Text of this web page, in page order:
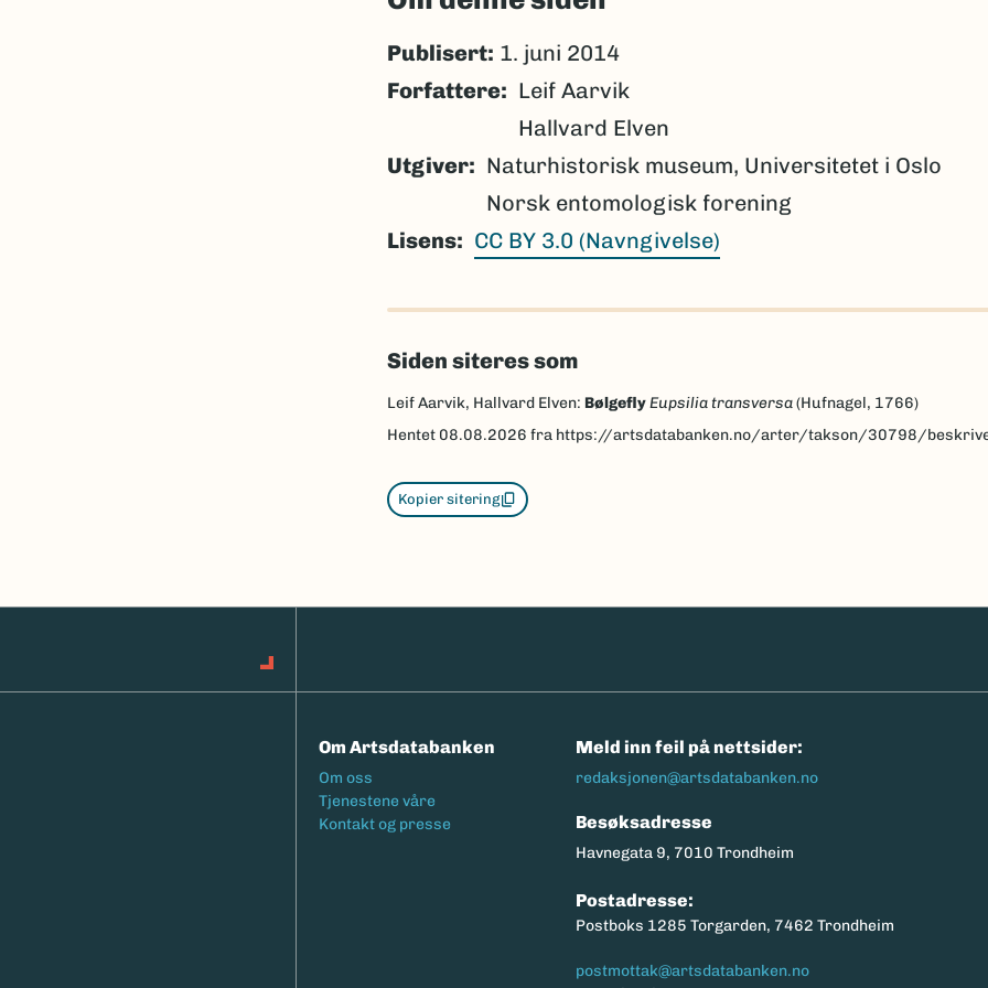
Publisert: 1. juni 2014
Forfattere
Leif Aarvik
Hallvard Elven
Utgiver
Naturhistorisk museum, Universitetet i Oslo
Norsk entomologisk forening
Lisens
CC BY 3.0 (Navngivelse)
Siden siteres som
Leif Aarvik, Hallvard Elven: BølgeflyEupsilia transversa(Hufnagel, 1766)
Hentet 08.08.2026 fra https://artsdatabanken.no/arter/takson/30798/
Kopier sitering
Om Artsdatabanken
Footermeny
Om oss
Tjenestene våre
Kontakt og presse
Meld inn feil på nettsider:
redaksjonen@artsdatabanken.no
Besøksadresse
Havnegata 9, 7010 Trondheim
Postadresse:
Postboks 1285 Torgarden, 7462 Trondheim
postmottak@artsdatabanken.no